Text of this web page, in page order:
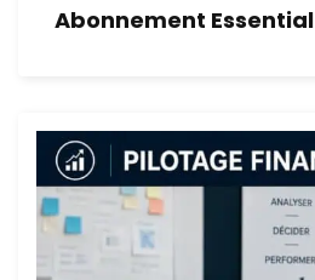
Abonnement Essential